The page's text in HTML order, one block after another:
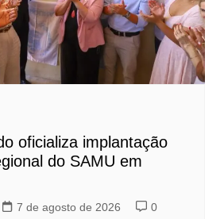
oficializa implantação
do SAMU em
7 de agosto de 2026 0